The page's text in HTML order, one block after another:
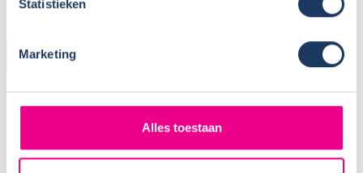
Statistieken
Marketing
Alles toestaan
UITRUSTING CAMPERDEEL
Grootte koelkast:
Warm water boiler: